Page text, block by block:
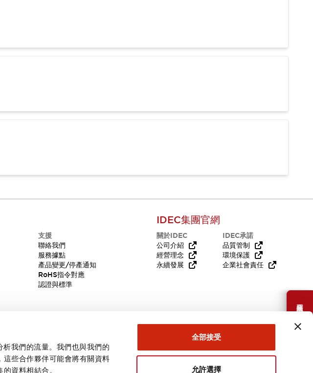
我們的流量。我們也與我們的
些合作夥伴可能會將有關資料
資料相結合。
全部接受
允許選擇
需要幫助嗎？
支援
聯絡我們
服務據點
產品變更/停產通知
RoHS指令對應
認證與標準
IDEC集團官網
關於IDEC
公司介紹
經營理念
永續發展
IDEC承諾
品質管制
環境保護
企業社會責任